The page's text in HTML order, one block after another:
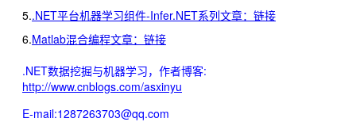
5..NET平台机器学习组件-Infer.NET系列文章： 链接
6.Matlab混合编程文章： 链接
.NET数据挖掘与机器学习，作者博客:
http://www.cnblogs.com/asxinyu
E-mail:1287263703@qq.com